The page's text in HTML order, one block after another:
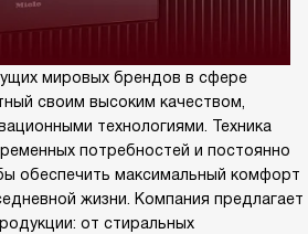
мировых брендов в сфере
своим высоким качеством,
технологиями. Техника
потребностей и постоянно
обеспечить максимальный комфорт
жизни. Компания предлагает
от стиральных